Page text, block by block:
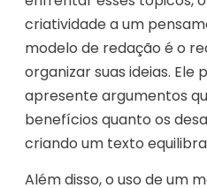
criatividade a um
modelo de redação é o
organizar suas ideias.
apresente argumentos
benefícios quanto os
criando um texto
Além disso, o uso de um